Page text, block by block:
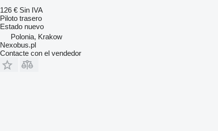
126 € Sin IVA
Piloto trasero
Estado nuevo
Polonia, Krakow
Nexobus.pl
Contacte con el vendedor